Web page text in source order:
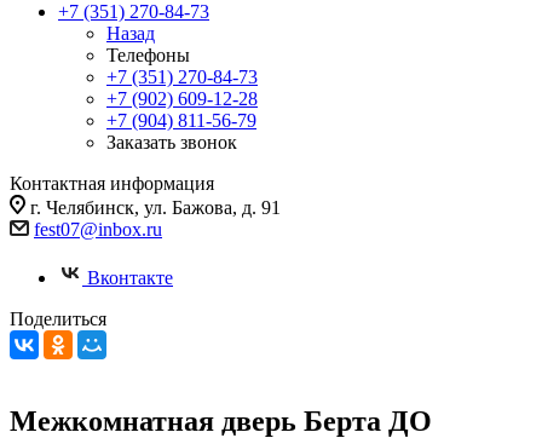
+7 (351) 270-84-73
Назад
Телефоны
+7 (351) 270-84-73
+7 (902) 609-12-28
+7 (904) 811-56-79
Заказать звонок
Контактная информация
г. Челябинск, ул. Бажова, д. 91
fest07@inbox.ru
Вконтакте
Поделиться
Межкомнатная дверь Берта ДО